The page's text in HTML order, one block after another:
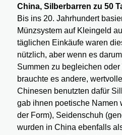
China, Silberbarren zu 50
Bis ins 20. Jahrhundert
Münzsystem auf Kleingeld
täglichen Einkäufe waren
nützlich, aber wenn es
Summen zu begleichen
brauchte es andere,
Chinesen benutzten dafür
gab ihnen poetische Namen
der Form), Seidenschuh
wurden in China ebenfalls